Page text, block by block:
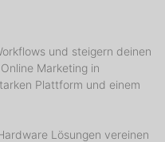
und steigern deinen
Marketing in
Plattform und einem
Lösungen vereinen